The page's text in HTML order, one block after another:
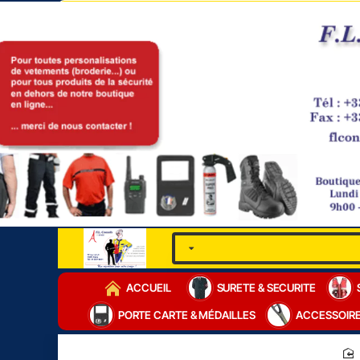
ACCUEIL SURETE & SECURITE
PORTE CARTE & MÉDAILLES